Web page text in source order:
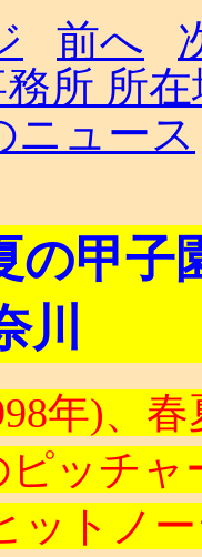
前へ
所 所
ニュース
の甲子
川
年)、
ピッチャ
トノ